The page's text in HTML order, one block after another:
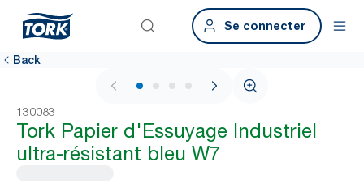
Se connecter
Back
1 / 4
130083
Tork Papier d'Essuyage Industriel
ultra-résistant bleu W7